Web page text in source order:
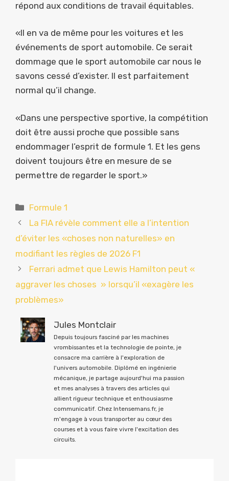
répond aux conditions de travail équitables.
«Il en va de même pour les voitures et les
événements de sport automobile. Ce serait
dommage que le sport automobile car nous le
savons cessé d’exister. Il est parfaitement
normal qu’il change.
«Dans une perspective sportive, la compétition
doit être aussi proche que possible sans
endommager l’esprit de formule 1. Et les gens
doivent toujours être en mesure de se
permettre de regarder le sport.»
Catégories
Formule 1
La FIA révèle comment elle a l’intention
d’éviter les «choses non naturelles» en
modifiant les règles de 2026 F1
Ferrari admet que Lewis Hamilton peut «
aggraver les choses » lorsqu’il «exagère les
problèmes»
Jules Montclair
Depuis toujours fasciné par les machines
vrombissantes et la technologie de pointe, je
consacre ma carrière à l'exploration de
l'univers automobile. Diplômé en ingénierie
mécanique, je partage aujourd'hui ma passion
et mes analyses à travers des articles qui
allient rigueur technique et enthousiasme
communicatif. Chez Intensemans.fr, je
m'engage à vous transporter au cœur des
courses et à vous faire vivre l'excitation des
circuits.